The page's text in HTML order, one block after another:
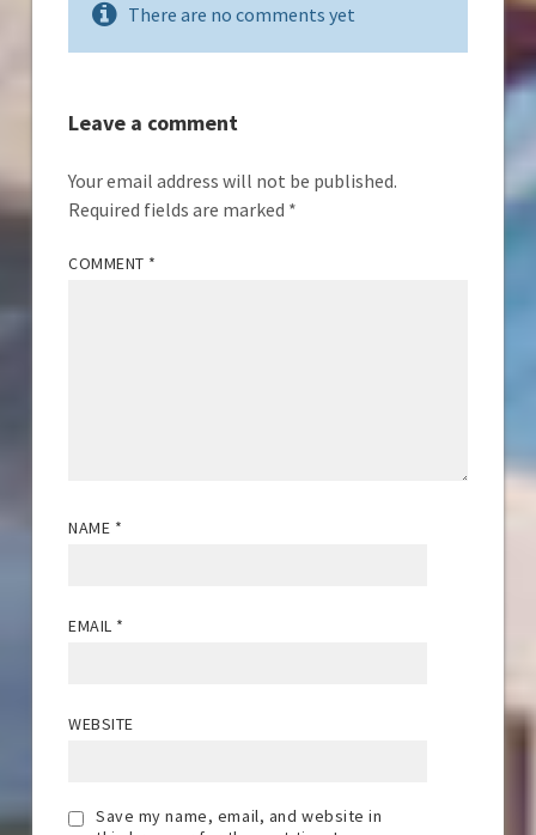
There are no comments yet
Leave a comment
Your email address will not be published.
Required fields are marked *
COMMENT *
NAME *
EMAIL *
WEBSITE
Save my name, email, and website in